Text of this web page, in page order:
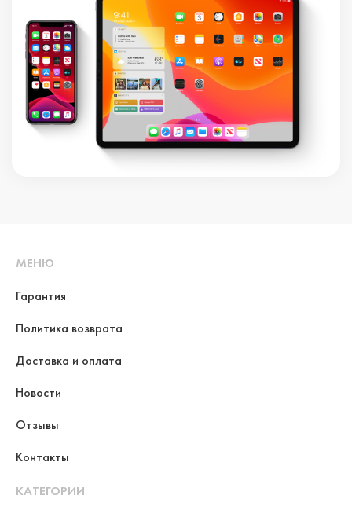
МЕНЮ
Гарантия
Политика возврата
Доставка и оплата
Новости
Отзывы
Контакты
КАТЕГОРИИ